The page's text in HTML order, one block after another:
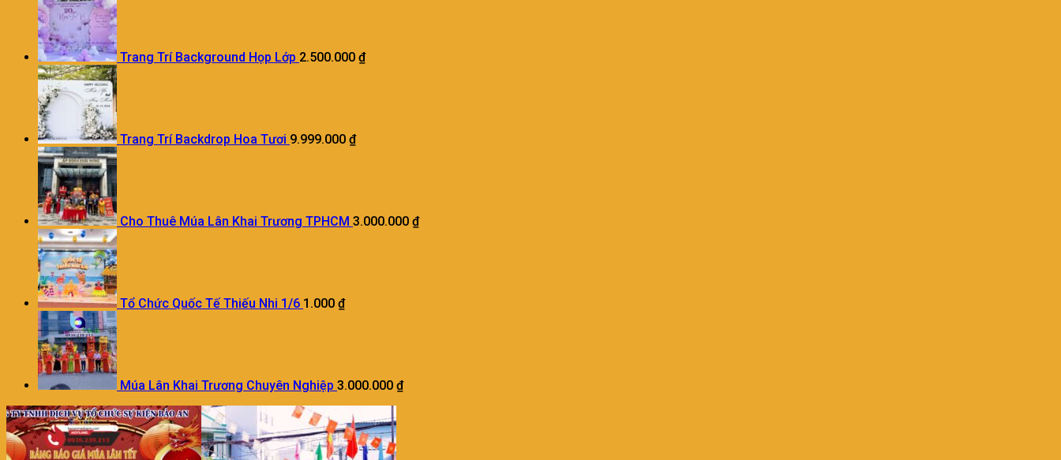
Trang Trí Background Họp Lớp 2.500.000 ₫
Trang Trí Backdrop Hoa Tươi 9.999.000 ₫
Cho Thuê Múa Lân Khai Trương TPHCM 3.000.000 ₫
Tổ Chức Quốc Tế Thiếu Nhi 1/6 1.000 ₫
Múa Lân Khai Trương Chuyên Nghiệp 3.000.000 ₫